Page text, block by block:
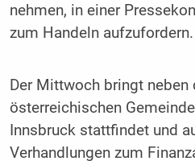
nehmen, in einer
zum Handeln aufzufordern.
Der Mittwoch bringt
österreichischen
Innsbruck stattfindet und
Verhandlungen zum